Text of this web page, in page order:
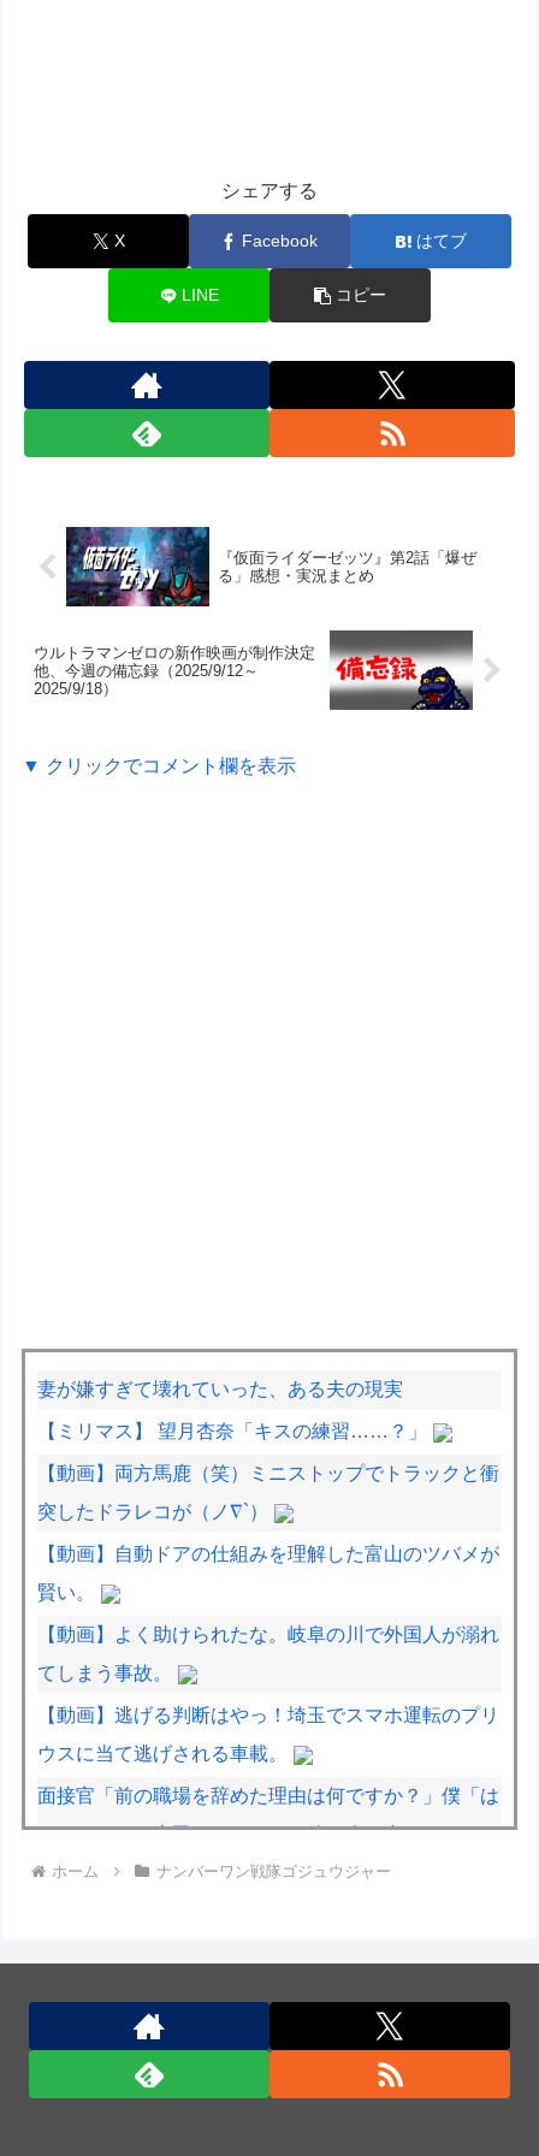
シェアする
X Facebook はてブ
LINE コピー
『仮面ライダーゼッツ』第2話「爆ぜ
る」感想・実況まとめ
ウルトラマンゼロの新作映画が制作決定
他、今週の備忘録（2025/9/12～
2025/9/18）
▼ クリックでコメント欄を表示
妻が嫌すぎて壊れていった、ある夫の現実
【ミリマス】 望月杏奈「キスの練習……？」
【動画】両方馬鹿（笑）ミニストップでトラックと衝
突したドラレコが（ノ∇`）
【動画】自動ドアの仕組みを理解した富山のツバメが
賢い。
【動画】よく助けられたな。岐阜の川で外国人が溺れ
てしまう事故。
【動画】逃げる判断はやっ！埼玉でスマホ運転のプリ
ウスに当て逃げされる車載。
面接官「前の職場を辞めた理由は何ですか？」僕「は
い、えっと、上司のパワハラと飲み会の多さにメンタ
ルがやられて...給料も低く...」
来春に発売！
国産初、遠隔監視型の自動運転トラクター…クボタが
ホーム ナンバーワン戦隊ゴジュウジャー